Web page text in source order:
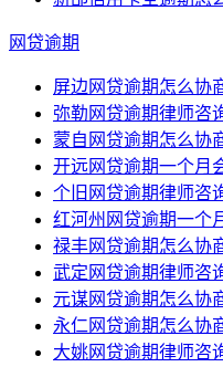
网贷逾期
屏边网贷逾期怎么协
弥勒网贷逾期律师咨
蒙自网贷逾期怎么协
开远网贷逾期一个月
个旧网贷逾期律师咨
红河州网贷逾期一个
禄丰网贷逾期怎么协
武定网贷逾期律师咨
元谋网贷逾期怎么协
永仁网贷逾期怎么协
大姚网贷逾期律师咨